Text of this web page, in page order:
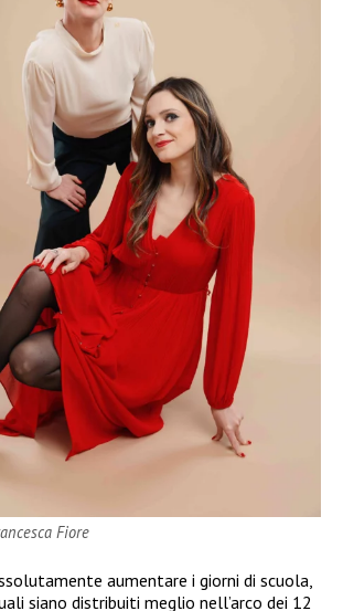
Fiore
aumentare i giorni di scuola,
siano distribuiti meglio nell’arco dei 12